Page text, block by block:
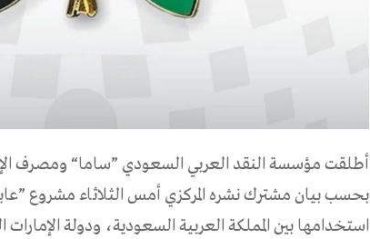
أطلقت مؤسسة النقد العربي السعودي ”ساما“ ومصرف
بحسب بيان مشترك نشره المركزي أمس الثلاثاء مشروع
استخدامها بين المملكة العربية السعودية، ودولة الإمارات